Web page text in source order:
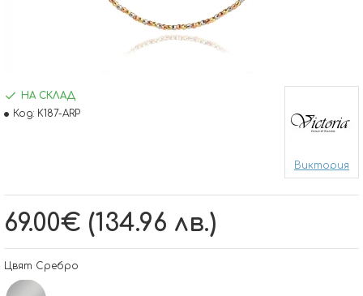
69.00€ (134.96 лв.)
НА СКЛАД
Код: K187-ARP
Виктория
Цвят Сребро